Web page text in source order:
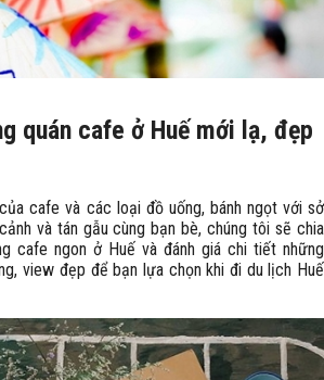
quán cafe ở Huế mới lạ, đẹp
cafe và các loại đồ uống, bánh ngọt với sở
và tán gẫu cùng bạn bè, chúng tôi sẽ chia
cafe ngon ở Huế và đánh giá chi tiết những
view đẹp để bạn lựa chọn khi đi du lịch Huế